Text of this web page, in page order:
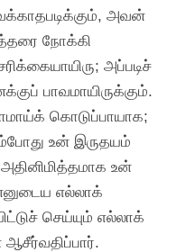
அவன்
நோக்கி
அப்படிச்
பாவமாயிருக்கும்.
கொடுப்பாயாக;
உன் இருதயம்
அதினிமித்தமாக உன்
எல்லாக்
செய்யும் எல்லாக்